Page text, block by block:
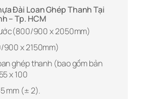
Đài Loan Ghép Thanh Tại
– Tp. HCM
900 x 2050mm)
x 2150mm)
ghép thanh (bao gồm bản
x 100
mm (± 2).